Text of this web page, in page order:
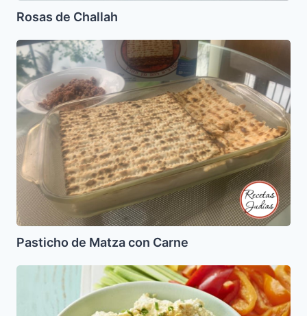
Rosas de Challah
Pasticho
de
Matza
con
Carne
Pasticho de Matza con Carne